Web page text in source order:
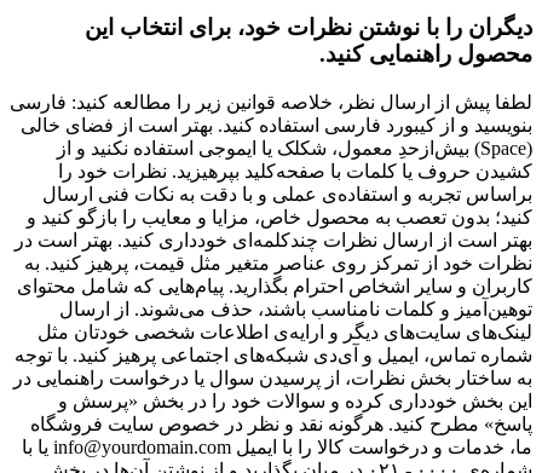
دیگران را با نوشتن نظرات خود، برای انتخاب این
محصول راهنمایی کنید.
لطفا پیش از ارسال نظر، خلاصه قوانین زیر را مطالعه کنید: فارسی
بنویسید و از کیبورد فارسی استفاده کنید. بهتر است از فضای خالی
(Space) بیش‌از‌حدِ معمول، شکلک یا ایموجی استفاده نکنید و از
کشیدن حروف یا کلمات با صفحه‌کلید بپرهیزید. نظرات خود را
براساس تجربه و استفاده‌ی عملی و با دقت به نکات فنی ارسال
کنید؛ بدون تعصب به محصول خاص، مزایا و معایب را بازگو کنید و
بهتر است از ارسال نظرات چندکلمه‌‌ای خودداری کنید. بهتر است در
نظرات خود از تمرکز روی عناصر متغیر مثل قیمت، پرهیز کنید. به
کاربران و سایر اشخاص احترام بگذارید. پیام‌هایی که شامل محتوای
توهین‌آمیز و کلمات نامناسب باشند، حذف می‌شوند. از ارسال
لینک‌های سایت‌های دیگر و ارایه‌ی اطلاعات شخصی خودتان مثل
شماره تماس، ایمیل و آی‌دی شبکه‌های اجتماعی پرهیز کنید. با توجه
به ساختار بخش نظرات، از پرسیدن سوال یا درخواست راهنمایی در
این بخش خودداری کرده و سوالات خود را در بخش «پرسش و
پاسخ» مطرح کنید. هرگونه نقد و نظر در خصوص سایت فروشگاه
ما، خدمات و درخواست کالا را با ایمیل info@yourdomain.com یا با